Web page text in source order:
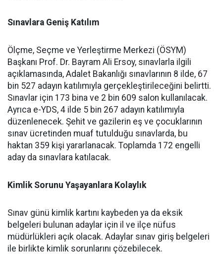
Sınavlara Geniş Katılım
Ölçme, Seçme ve Yerleştirme Merkezi (ÖSYM)
Başkanı Prof. Dr. Bayram Ali Ersoy, sınavlarla ilgili
açıklamasında, Adalet Bakanlığı sınavlarının 8 ilde, 67
bin 527 adayın katılımıyla gerçekleştirileceğini belirtti.
Sınavlar için 173 bina ve 2 bin 609 salon kullanılacak.
Ayrıca e-YDS, 4 ilde 5 bin 267 adayın katılımıyla
düzenlenecek. Şehit ve gazilerin eş ve çocuklarının
sınav ücretinden muaf tutulduğu sınavlarda, bu
haktan 359 kişi yararlanacak. Toplamda 172 engelli
aday da sınavlara katılacak.
Kimlik Sorunu Yaşayanlara Kolaylık
Sınav günü kimlik kartını kaybeden ya da eksik
belgeleri bulunan adaylar için il ve ilçe nüfus
müdürlükleri açık olacak. Adaylar sınav giriş belgeleri
ile birlikte kimlik sorunlarını çözebilecek.